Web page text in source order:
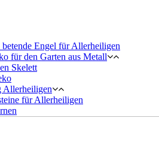
Engel für Allerheiligen
für den Garten aus Metall
Skelett
Allerheiligen
für Allerheiligen